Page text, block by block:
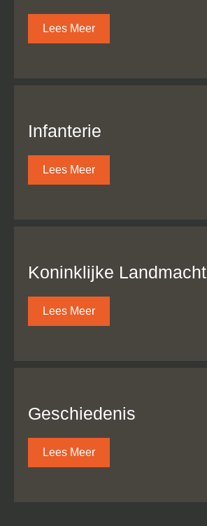
Lees Meer
Infanterie
Lees Meer
Koninklijke Landmacht
Lees Meer
Geschiedenis
Lees Meer